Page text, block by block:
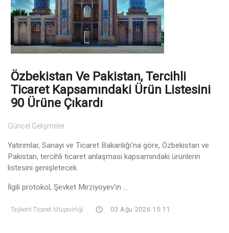
Özbekistan Ve Pakistan, Tercihli
Ticaret Kapsamındaki Ürün Listesini
90 Ürüne Çıkardı
Güncel Gelişmeler
Yatırımlar, Sanayi ve Ticaret Bakanlığı'na göre, Özbekistan ve
Pakistan, tercihli ticaret anlaşması kapsamındaki ürünlerin
listesini genişletecek.
İlgili protokol, Şevket Mirziyoyev'in ...
Taşkent Ticaret Müşavirliği 03 Ağu 2026 15:11